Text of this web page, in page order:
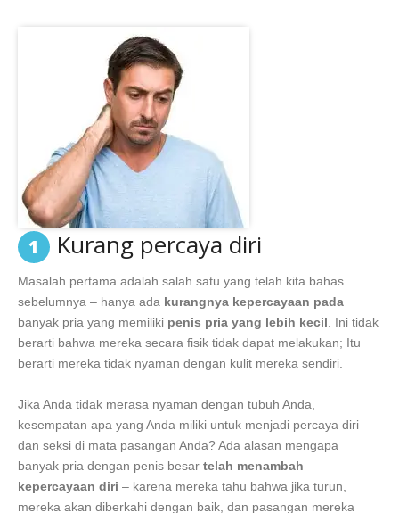
1 Kurang percaya diri
Masalah pertama adalah salah satu yang telah kita bahas
sebelumnya – hanya ada kurangnya kepercayaan pada
banyak pria yang memiliki penis pria yang lebih kecil . Ini tidak
berarti bahwa mereka secara fisik tidak dapat melakukan; Itu
berarti mereka tidak nyaman dengan kulit mereka sendiri.
Jika Anda tidak merasa nyaman dengan tubuh Anda,
kesempatan apa yang Anda miliki untuk menjadi percaya diri
dan seksi di mata pasangan Anda? Ada alasan mengapa
banyak pria dengan penis besar telah menambah
kepercayaan diri – karena mereka tahu bahwa jika turun,
mereka akan diberkahi dengan baik, dan pasangan mereka